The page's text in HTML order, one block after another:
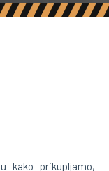
kako prikupljamo,